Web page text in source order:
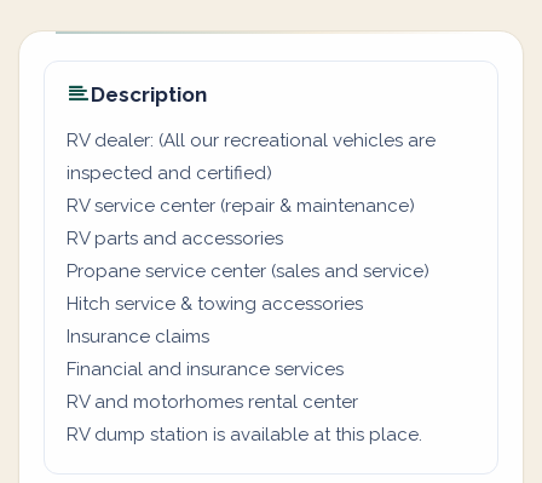
Description
RV dealer: (All our recreational vehicles are
inspected and certified)
RV service center (repair & maintenance)
RV parts and accessories
Propane service center (sales and service)
Hitch service & towing accessories
Insurance claims
Financial and insurance services
RV and motorhomes rental center
RV dump station is available at this place.